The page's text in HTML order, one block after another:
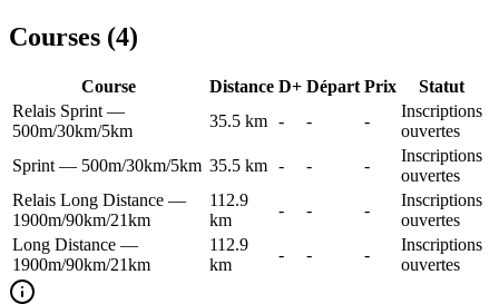
Courses (4)
Course Distance D+ Départ Prix
Statut
Relais Sprint —
500m/30km/5km
35.5 km - - -
Inscriptions
ouvertes
Sprint — 500m/30km/5km 35.5 km - - -
Inscriptions
ouvertes
Relais Long Distance —
1900m/90km/21km
112.9
km
- - -
Inscriptions
ouvertes
Long Distance —
1900m/90km/21km
112.9
km
- - -
Inscriptions
ouvertes